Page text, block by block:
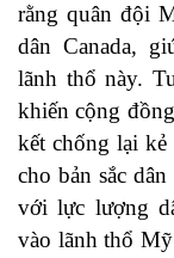
rằng quân đội
dân Canada,
lãnh thổ này.
khiến cộng
kết chống lại kẻ
cho bản sắc
với lực lượng
vào lãnh thổ